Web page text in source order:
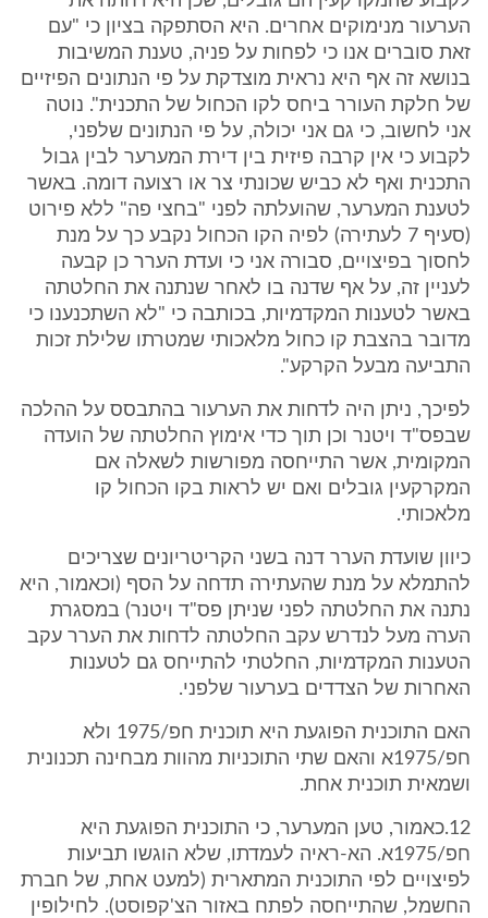
הערעור מנימוקים אחרים. היא הסתפקה בציון כי "עם
זאת סוברים אנו כי לפחות על פניה, טענת המשיבות
בנושא זה אף היא נראית מוצדקת על פי הנתונים הפיזיים
של חלקת העורר ביחס לקו הכחול של התכנית". נוטה
אני לחשוב, כי גם אני יכולה, על פי הנתונים שלפני,
לקבוע כי אין קרבה פיזית בין דירת המערער לבין גבול
התכנית ואף לא כביש שכונתי צר או רצועה דומה. באשר
לטענת המערער, שהועלתה לפני "בחצי פה" ללא פירוט
(סעיף 7 לעתירה) לפיה הקו הכחול נקבע כך על מנת
לחסוך בפיצויים, סבורה אני כי ועדת הערר כן קבעה
לעניין זה, על אף שדנה בו לאחר שנתנה את החלטתה
באשר לטענות המקדמיות, בכותבה כי "לא השתכנענו כי
מדובר בהצבת קו כחול מלאכותי שמטרתו שלילת זכות
התביעה מבעל הקרקע".
לפיכך, ניתן היה לדחות את הערעור בהתבסס על ההלכה
שבפס"ד ויטנר וכן תוך כדי אימוץ החלטתה של הועדה
המקומית, אשר התייחסה מפורשות לשאלה אם
המקרקעין גובלים ואם יש לראות בקו הכחול קו
מלאכותי.
כיוון שועדת הערר דנה בשני הקריטריונים שצריכים
להתמלא על מנת שהעתירה תדחה על הסף (וכאמור, היא
נתנה את החלטתה לפני שניתן פס"ד ויטנר) במסגרת
הערה מעל לנדרש עקב החלטתה לדחות את הערר עקב
הטענות המקדמיות, החלטתי להתייחס גם לטענות
האחרות של הצדדים בערעור שלפני.
האם התוכנית הפוגעת היא תוכנית חפ/1975 ולא
חפ/1975א והאם שתי התוכניות מהוות מבחינה תכנונית
ושמאית תוכנית אחת.
12.כאמור, טען המערער, כי התוכנית הפוגעת היא
חפ/1975א. הא-ראיה לעמדתו, שלא הוגשו תביעות
לפיצויים לפי התוכנית המתארית (למעט אחת, של חברת
החשמל, שהתייחסה לפתח באזור הצ'קפוסט). לחילופין